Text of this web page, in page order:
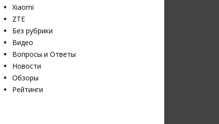
Xiaomi
ZTE
Без рубрики
Видео
Вопросы и Ответы
Новости
Обзоры
Рейтинги